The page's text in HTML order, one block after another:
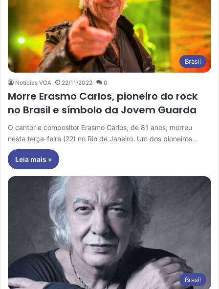
Brasil
Notícias VCA 22/11/2022 0
Morre Erasmo Carlos, pioneiro do rock
no Brasil e símbolo da Jovem Guarda
O cantor e compositor Erasmo Carlos, de 81 anos, morreu
nesta terça-feira (22) no Rio de Janeiro. Um dos pioneiros…
Leia mais »
Brasil